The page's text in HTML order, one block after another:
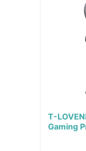
T-
Gaming